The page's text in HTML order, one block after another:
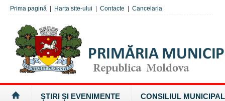
Prima pagină Harta site-ului Contacte Cancelaria
ȘTIRI ȘI EVENIMENTE CONSILIUL MUNICIPAL